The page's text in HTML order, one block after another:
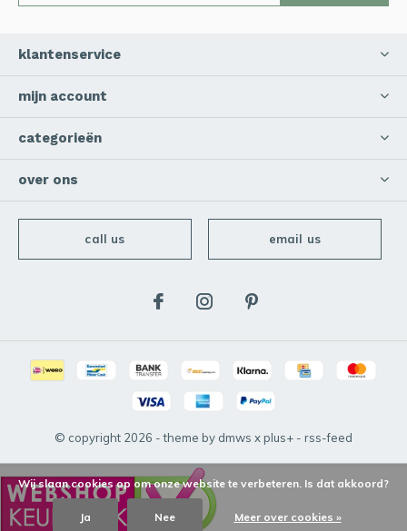
klantenservice
mijn account
categorieën
over ons
call us email us
© copyright 2026 - theme by dmws xplus+ - rss-feed
Wij slaan cookies op om onze website te verbeteren. Is dat akkoord?
Ja Nee Meer over cookies »